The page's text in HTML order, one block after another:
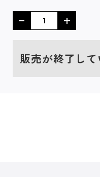
販売が終了し